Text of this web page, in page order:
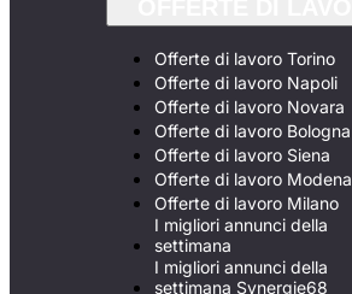
Offerte di lavoro Torino
Offerte di lavoro Napoli
Offerte di lavoro Novara
Offerte di lavoro Bologna
Offerte di lavoro Siena
Offerte di lavoro Modena
Offerte di lavoro Milano
I migliori annunci della
settimana
I migliori annunci della
settimana Synergie68